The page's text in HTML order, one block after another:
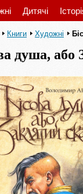
Дитячі
Книги Художні
душа, або